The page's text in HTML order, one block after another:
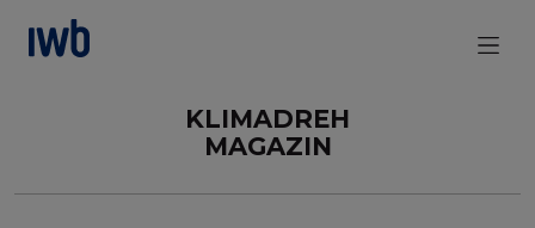
zum Main Content
KLIMADREH
MAGAZIN